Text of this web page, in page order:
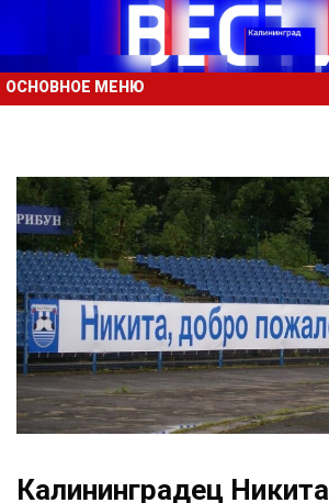
ОСНОВНОЕ МЕНЮ
Калининградец Никита